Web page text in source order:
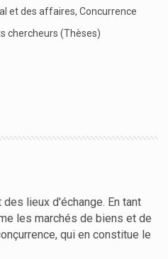
et des affaires, Concurrence
chercheurs (Thèses)
lieux d'échange. En tant
les marchés de biens et de
qui en constitue le